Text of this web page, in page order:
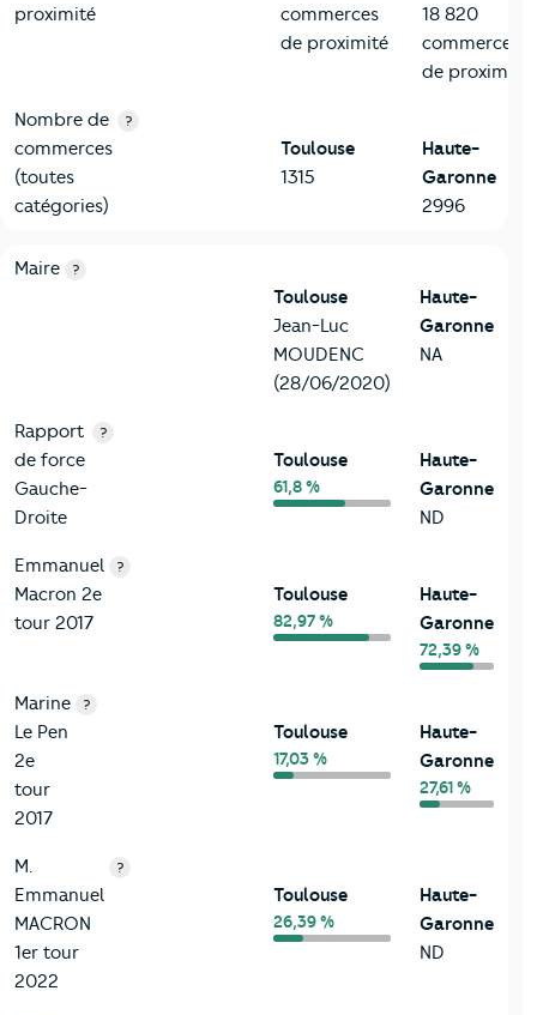
proximité
commerces
de proximité
18 820
commerces
de proximité
Nombre de
commerces
(toutes
catégories)
?
Toulouse
1315
Haute-
Garonne
2996
6-Politique
Critères
Maire ?
Toulouse
Jean-Luc
MOUDENC
(28/06/2020)
Haute-
Garonne
NA
Rapport
de force
Gauche-
Droite
?
Toulouse
61,8 %
Haute-
Garonne
ND
Emmanuel
Macron 2e
tour 2017
?
Toulouse
82,97 %
Haute-
Garonne
72,39 %
Marine
Le Pen
2e
tour
2017
?
Toulouse
17,03 %
Haute-
Garonne
27,61 %
M.
Emmanuel
MACRON
1er tour
2022
?
Toulouse
26,39 %
Haute-
Garonne
ND